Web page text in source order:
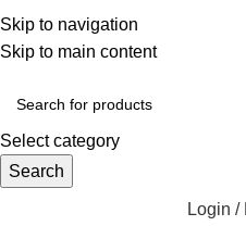
Skip to navigation
Skip to main content
Một uy tín - triệu niềm tin
Hotline : 0346394639 -
Select category
Search
Login /